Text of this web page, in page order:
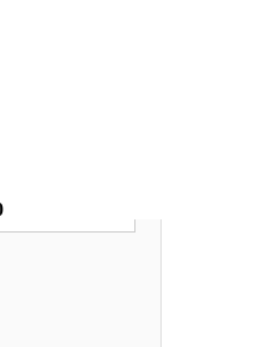
ご連絡させていた